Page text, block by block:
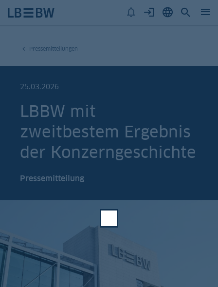
Pressemitteilungen
25.03.2026
LBBW mit
zweitbestem Ergebnis
der Konzerngeschichte
Pressemitteilung